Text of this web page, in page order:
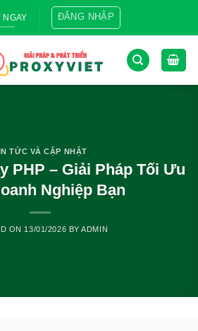
ĐĂNG NHẬP
TỨC VÀ CẬP NHẬT
PHP – Giải Pháp Tối Ưu
Nghiệp Bạn
ON 13/01/2026 BYADMIN